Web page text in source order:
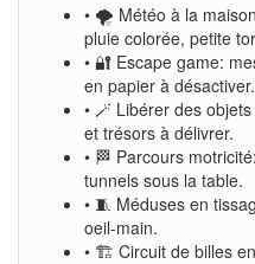
• 🌪️ Météo à la
pluie colorée, petite
• 🔐 Escape game:
en papier à désactiver.
• 🪄 Libérer des
et trésors à délivrer.
• 🏁 Parcours
tunnels sous la table.
• 🧵 Méduses en
oeil-main.
• 🏗️ Circuit de billes